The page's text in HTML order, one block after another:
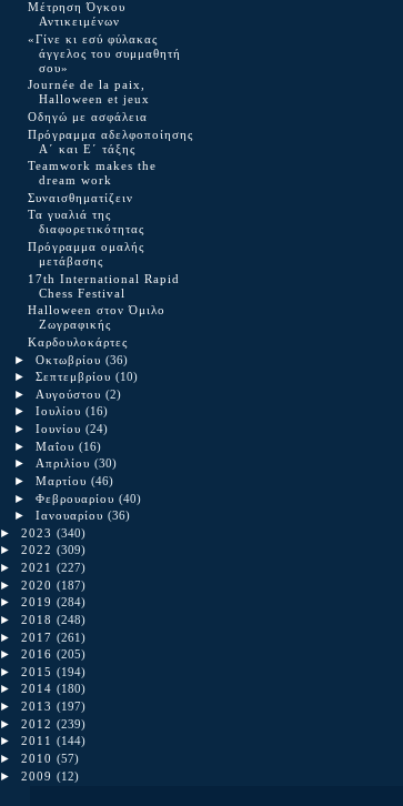
Μέτρηση Όγκου
Αντικειμένων
«Γίνε κι εσύ φύλακας
άγγελος του συμμαθητή
σου»
Journée de la paix,
Halloween et jeux
Οδηγώ με ασφάλεια
Πρόγραμμα αδελφοποίησης
Α΄ και Ε΄ τάξης
Teamwork makes the
dream work
Συναισθηματίζειν
Τα γυαλιά της
διαφορετικότητας
Πρόγραμμα ομαλής
μετάβασης
17th International Rapid
Chess Festival
Halloween στον Όμιλο
Ζωγραφικής
Καρδουλοκάρτες
► Οκτωβρίου (36)
► Σεπτεμβρίου (10)
► Αυγούστου (2)
► Ιουλίου (16)
► Ιουνίου (24)
► Μαΐου (16)
► Απριλίου (30)
► Μαρτίου (46)
► Φεβρουαρίου (40)
► Ιανουαρίου (36)
► 2023 (340)
► 2022 (309)
► 2021 (227)
► 2020 (187)
► 2019 (284)
► 2018 (248)
► 2017 (261)
► 2016 (205)
► 2015 (194)
► 2014 (180)
► 2013 (197)
► 2012 (239)
► 2011 (144)
► 2010 (57)
► 2009 (12)